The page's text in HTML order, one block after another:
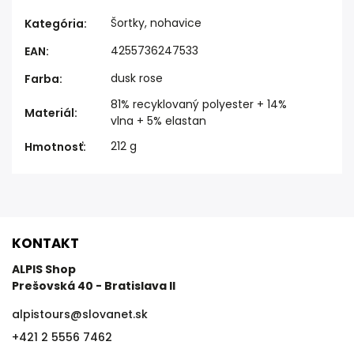
Kategória:
Šortky, nohavice
EAN:
4255736247533
Farba: dusk rose
Materiál:
81% recyklovaný polyester + 14%
vlna + 5% elastan
Hmotnosť: 212 g
KONTAKT
ALPIS Shop
Prešovská 40 - Bratislava II
alpistours@slovanet.sk
+421 2 5556 7462